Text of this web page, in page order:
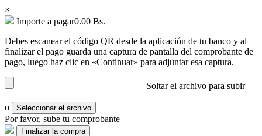
×
Importe a pagar0.00 Bs.
Debes escanear el código QR desde la aplicación de tu banco y al
finalizar el pago guarda una captura de pantalla del comprobante de
pago, luego haz clic en «Continuar» para adjuntar esa captura.
Soltar el archivo para subir
o Seleccionar el archivo
Por favor, sube tu comprobante